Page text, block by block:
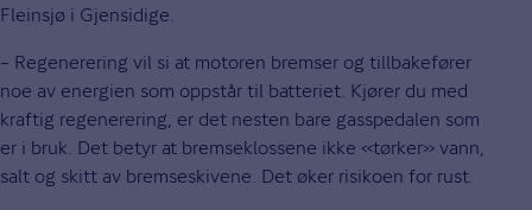
Fleinsjø i Gjensidige.
– Regenerering vil si at motoren bremser og tillbakefører
noe av energien som oppstår til batteriet. Kjører du med
kraftig regenerering, er det nesten bare gasspedalen som
er i bruk. Det betyr at bremseklossene ikke «tørker» vann,
salt og skitt av bremseskivene. Det øker risikoen for rust.